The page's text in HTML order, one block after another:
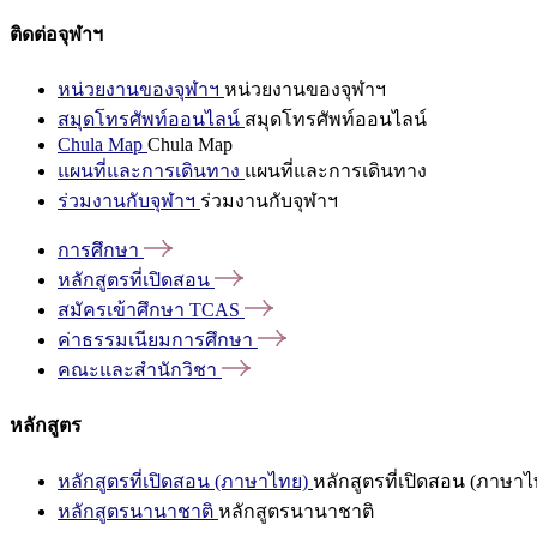
ติดต่อจุฬาฯ
หน่วยงานของจุฬาฯ หน่วยงานของจุฬาฯ
สมุดโทรศัพท์ออนไลน์ สมุดโทรศัพท์ออนไลน์
Chula Map Chula Map
แผนที่และการเดินทาง แผนที่และการเดินทาง
ร่วมงานกับจุฬาฯ ร่วมงานกับจุฬาฯ
การศึกษา
หลักสูตรที่เปิดสอน
สมัครเข้าศึกษา TCAS
ค่าธรรมเนียมการศึกษา
คณะและสำนักวิชา
หลักสูตร
หลักสูตรที่เปิดสอน (ภาษาไทย) หลักสูตรที่เปิดสอน (ภาษาไ
หลักสูตรนานาชาติ หลักสูตรนานาชาติ